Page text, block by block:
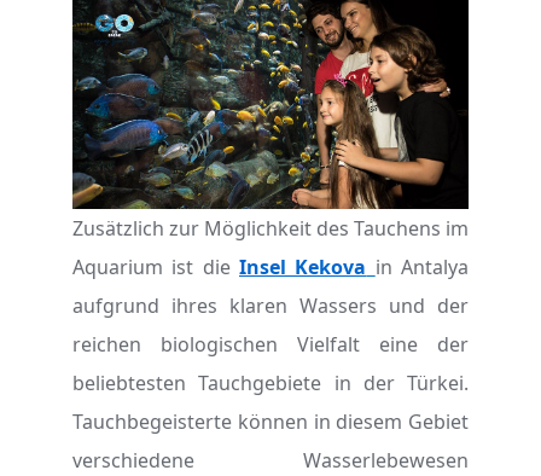
Zusätzlich zur Möglichkeit des Tauchens im
Aquarium ist die Insel Kekova in Antalya
aufgrund ihres klaren Wassers und der
reichen biologischen Vielfalt eine der
beliebtesten Tauchgebiete in der Türkei.
Tauchbegeisterte können in diesem Gebiet
verschiedene Wasserlebewesen